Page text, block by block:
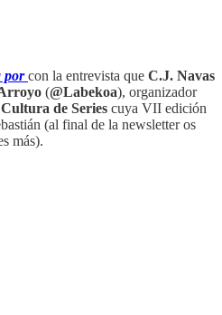
por con la entrevista que C.J. Navas
(@Labekoa), organizador
de Series cuya VII edición
(al final de la newsletter os
más).